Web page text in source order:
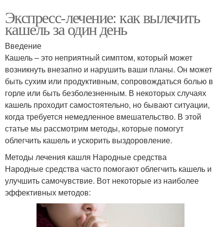
Экспресс-лечение: как вылечить
кашель за один день
Введение
Кашель – это неприятный симптом, который может
возникнуть внезапно и нарушить ваши планы. Он может
быть сухим или продуктивным, сопровождаться болью в
горле или быть безболезненным. В некоторых случаях
кашель проходит самостоятельно, но бывают ситуации,
когда требуется немедленное вмешательство. В этой
статье мы рассмотрим методы, которые помогут
облегчить кашель и ускорить выздоровление.
Методы лечения кашля Народные средства
Народные средства часто помогают облегчить кашель и
улучшить самочувствие. Вот некоторые из наиболее
эффективных методов: